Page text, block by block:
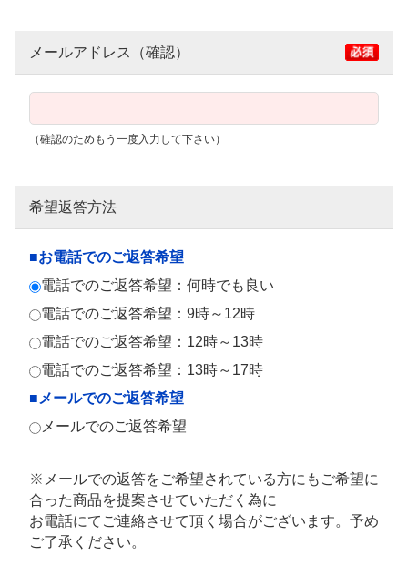
メールアドレス（確認）
（確認のためもう一度入力して下さい）
希望返答方法
■お電話でのご返答希望
電話でのご返答希望：何時でも良い
電話でのご返答希望：9時～12時
電話でのご返答希望：12時～13時
電話でのご返答希望：13時～17時
■メールでのご返答希望
メールでのご返答希望
※メールでの返答をご希望されている方にもご希望に
合った商品を提案させていただく為に
お電話にてご連絡させて頂く場合がございます。予め
ご了承ください。